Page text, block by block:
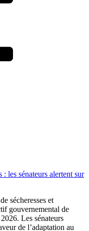
les sénateurs alertent sur
sécheresses et
gouvernemental de
Les sénateurs
de l’adaptation au